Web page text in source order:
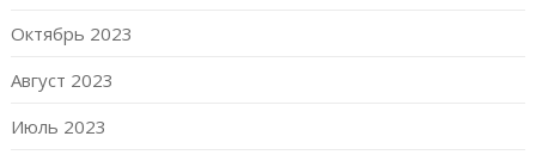
Октябрь 2023
Август 2023
Июль 2023